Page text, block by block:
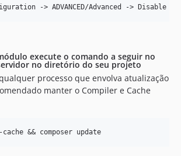
execute o comando a seguir no
no diretório do seu projeto
processo que envolva atualização
manter o Compiler e Cache